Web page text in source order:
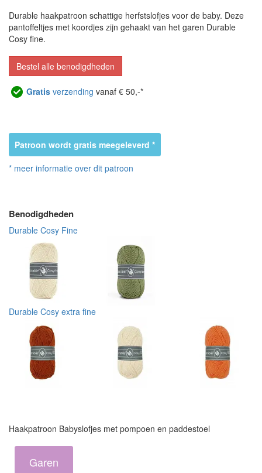
Durable haakpatroon schattige herfstslofjes voor de baby. Deze
pantoffeltjes met koordjes zijn gehaakt van het garen Durable
Cosy fine.
Bestel alle benodigdheden
Gratis verzending vanaf € 50,-*
Patroon wordt gratis meegeleverd *
* meer informatie over dit patroon
Benodigdheden
Durable Cosy Fine
Durable Cosy extra fine
Haakpatroon Babyslofjes met pompoen en paddestoel
Garen